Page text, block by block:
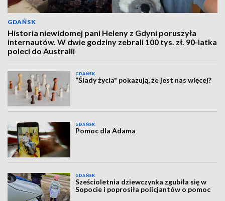
GDAŃSK
Historia niewidomej pani Heleny z Gdyni poruszyła
internautów. W dwie godziny zebrali 100 tys. zł. 90-latka
poleci do Australii
GDAŃSK
“Ślady życia" pokazują, że jest nas więcej?
GDAŃSK
Pomoc dla Adama
GDAŃSK
Sześcioletnia dziewczynka zgubiła się w
Sopocie i poprosiła policjantów o pomoc